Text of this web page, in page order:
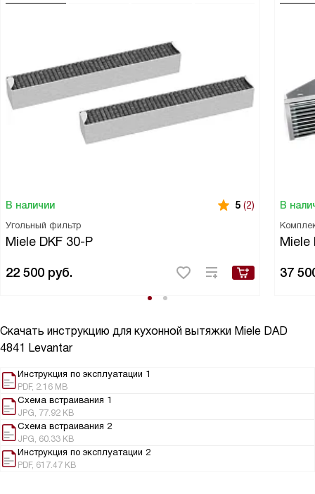
В наличии 5 (2)
Угольный фильтр
Miele DKF 30-P
22 500 руб.
В
Miele
37
Скачать инструкцию для кухонной вытяжки Miele DAD
4841 Levantar
Инструкция по эксплуатации 1
PDF, 2.16 MB
Схема встраивания 1
JPG, 77.92 KB
Схема встраивания 2
JPG, 60.33 KB
Инструкция по эксплуатации 2
PDF, 617.47 KB